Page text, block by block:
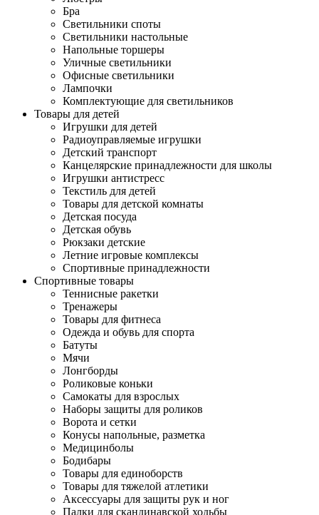
Бра
Светильники споты
Светильники настольные
Напольные торшеры
Уличные светильники
Офисные светильники
Лампочки
Комплектующие для светильников
Товары для детей
Игрушки для детей
Радиоуправляемые игрушки
Детский транспорт
Канцелярские принадлежности для школы
Игрушки антистресс
Текстиль для детей
Товары для детской комнаты
Детская посуда
Детская обувь
Рюкзаки детские
Летние игровые комплексы
Спортивные принадлежности
Спортивные товары
Теннисные ракетки
Тренажеры
Товары для фитнеса
Одежда и обувь для спорта
Батуты
Мячи
Лонгборды
Роликовые коньки
Самокаты для взрослых
Наборы защиты для роликов
Ворота и сетки
Конусы напольные, разметка
Медицинболы
Бодибары
Товары для единоборств
Товары для тяжелой атлетики
Аксессуары для защиты рук и ног
Палки для скандинавской ходьбы